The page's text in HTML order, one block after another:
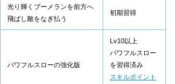
光り輝くブーメランを前方へ
飛ばし敵をなぎ払う
初期習得
パワフルスローの強化版
Lv10以上
パワフルスロー
を習得済み
スキルポイント